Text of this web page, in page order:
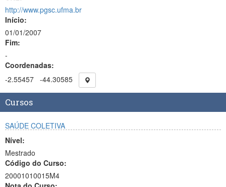
http://www.pgsc.ufma.br
Início:
01/01/2007
Fim:
-
Coordenadas:
-2.55457 -44.30585
Cursos
SAÚDE COLETIVA
Nível:
Mestrado
Código do Curso:
20001010015M4